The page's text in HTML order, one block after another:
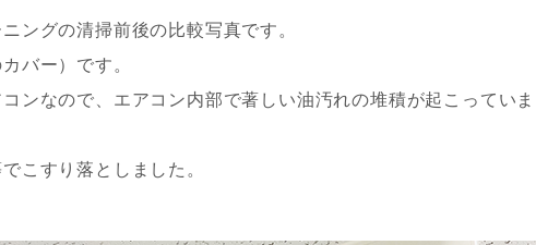
ングの清掃前後の比較写真です。
バー）です。
ンなので、エアコン内部で著しい油汚れの堆積が起こってい
こすり落としました。